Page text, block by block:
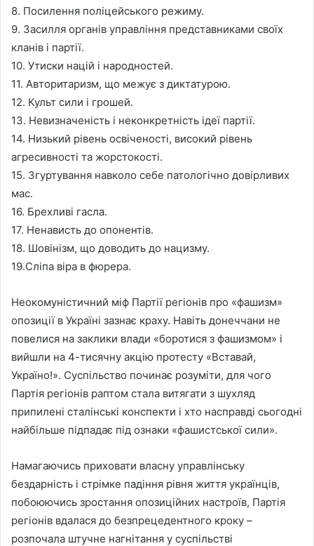
8. Посилення поліцейського режиму.
9. Засилля органів управління представниками своїх
кланів і партії.
10. Утиски націй і народностей.
11. Авторитаризм, що межує з диктатурою.
12. Культ сили і грошей.
13. Невизначеність і неконкретність ідеї партії.
14. Низький рівень освіченості, високий рівень
агресивності та жорстокості.
15. Згуртування навколо себе патологічно довірливих
мас.
16. Брехливі гасла.
17. Ненависть до опонентів.
18. Шовінізм, що доводить до нацизму.
19.Сліпа віра в фюрера.
Неокомуністичний міф Партії регіонів про «фашизм»
опозиції в Україні зазнає краху. Навіть донеччани не
повелися на заклики влади «боротися з фашизмом» і
вийшли на 4-тисячну акцію протесту «Вставай,
Україно!». Суспільство починає розуміти, для чого
Партія регіонів раптом стала витягати з шухляд
припилені сталінські конспекти і хто насправді сьогодні
найбільше підпадає під ознаки «фашистської сили».
Намагаючись приховати власну управлінську
бездарність і стрімке падіння рівня життя українців,
побоюючись зростання опозиційних настроїв, Партія
регіонів вдалася до безпрецедентного кроку –
розпочала штучне нагнітання у суспільстві